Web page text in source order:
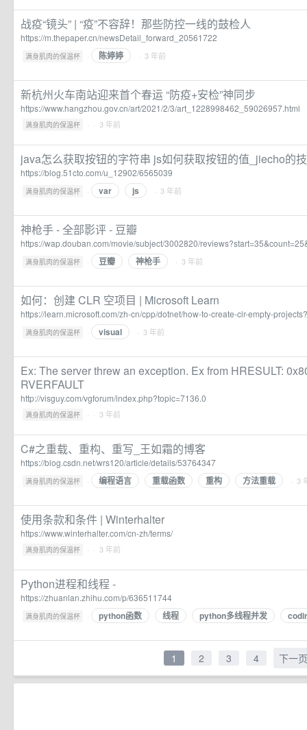
战疫“镜头” | “疫”不容辞！那些防控一线的鼓检人
https://m.thepaper.cn/newsDetail_forward_20561722
满身肌肉的保温杯 · 陈婷婷 · 3 年前
新杭州火车南站迎来首个春运 “防疫+安检”神同步
https://www.hangzhou.gov.cn/art/2021/2/3/art_1228998462_59026957.html
满身肌肉的保温杯 · · 3 年前
java怎么获取按钮的字符串 js如何获取按钮的值_jiecho的
https://blog.51cto.com/u_12902/6565039
满身肌肉的保温杯 · var js · 3 年前
神枪手 - 全部影评 - 豆瓣
https://wap.douban.com/movie/subject/3002820/
满身肌肉的保温杯 · 豆瓣 神枪手 · 3 年前
如何：创建 CLR 空项目 | Microsoft Learn
https://learn.microsoft.com/zh-cn/cpp/dotnet/how-to-create-clr-empty-
满身肌肉的保温杯 · visual · 3 年前
Ex: The server threw an exception. Ex from HRESULT:
RVERFAULT
http://visguy.com/vgforum/index.php?topic=7136.0
满身肌肉的保温杯 · · 3 年前
C#之重载、重构、重写_王如霜的博客
https://blog.csdn.net/wrs120/article/details/53764347
满身肌肉的保温杯 · 编程语言 重载函数 重构 方法重载 · 3
使用条款和条件 | Winterhalter
https://www.winterhalter.com/cn-zh/terms/
满身肌肉的保温杯 · · 3 年前
Python进程和线程 -
https://zhuanlan.zhihu.com/p/636511744
满身肌肉的保温杯 · python函数 线程 python多线程并发
1 2 3 4 下一页